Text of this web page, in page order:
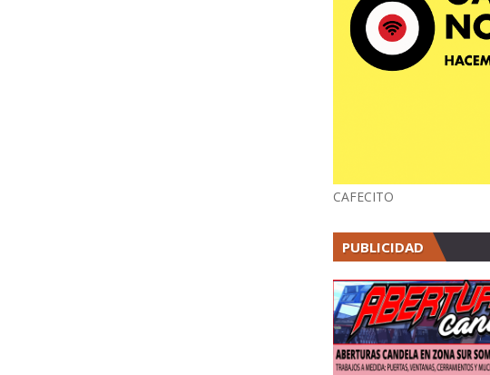
CAFECITO
PUBLICIDAD